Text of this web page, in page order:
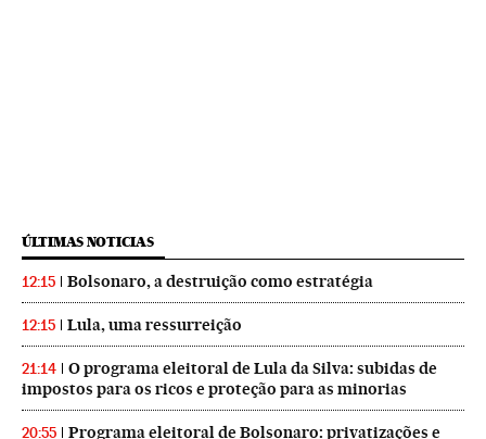
ÚLTIMAS NOTICIAS
12:15 Bolsonaro, a destruição como estratégia
12:15 Lula, uma ressurreição
21:14
O programa eleitoral de Lula da Silva: subidas de
impostos para os ricos e proteção para as minorias
20:55
Programa eleitoral de Bolsonaro: privatizações e